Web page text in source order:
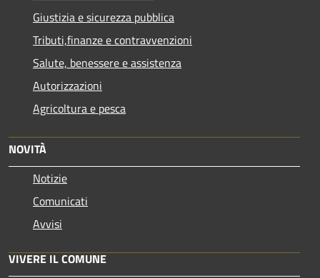
Giustizia e sicurezza pubblica
Tributi,finanze e contravvenzioni
Salute, benessere e assistenza
Autorizzazioni
Agricoltura e pesca
NOVITÀ
Notizie
Comunicati
Avvisi
VIVERE IL COMUNE